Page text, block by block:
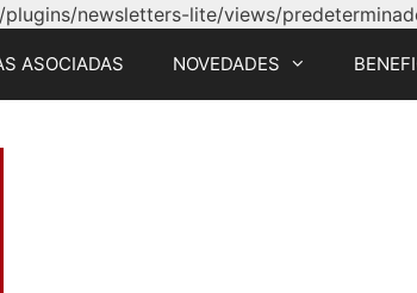
newsletters-lite/views/
ASOCIADAS NOVEDADES